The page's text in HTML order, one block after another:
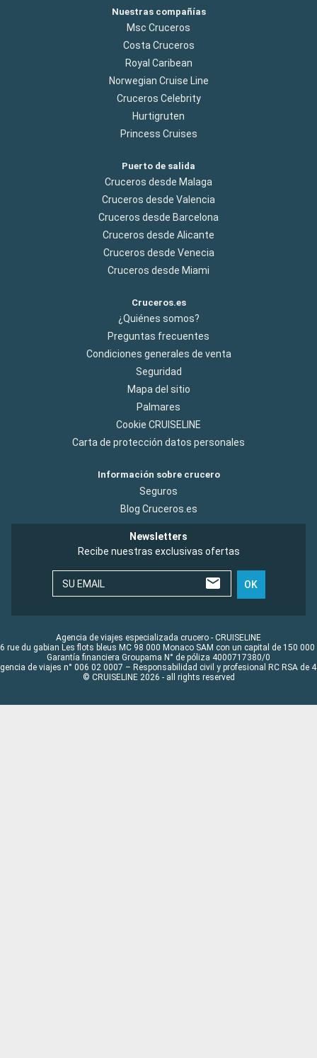
Nuestras compañías
Msc Cruceros
Costa Cruceros
Royal Caribean
Norwegian Cruise Line
Cruceros Celebrity
Hurtigruten
Princess Cruises
Puerto de salida
Cruceros desde Malaga
Cruceros desde Valencia
Cruceros desde Barcelona
Cruceros desde Alicante
Cruceros desde Venecia
Cruceros desde Miami
Cruceros.es
¿Quiénes somos?
Preguntas frecuentes
Condiciones generales de venta
Seguridad
Mapa del sitio
Palmares
Cookie CRUISELINE
Carta de protección datos personales
Información sobre crucero
Seguros
Blog Cruceros.es
Newsletters
Recibe nuestras exclusivas ofertas
SU EMAIL OK
Agencia de viajes especializada crucero - CRUISELINE
rue du gabian Les flots bleus MC 98 000 Monaco SAM con un capital de 150 000
Garantía financiera Groupama N° de póliza 4000717380/0
de viajes n° 006 02 0007 – Responsabilidad civil y profesional RC RSA de
© CRUISELINE 2026 - all rights reserved